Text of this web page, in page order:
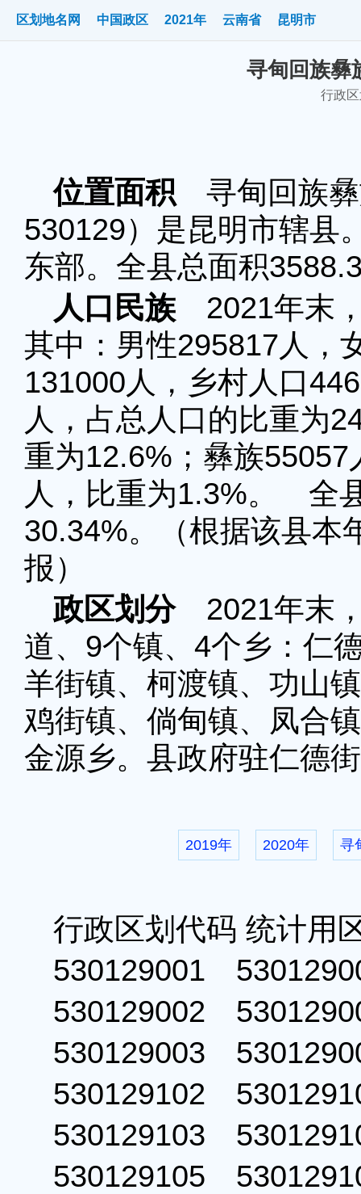
区划地名网 中国政区 2021年 云南省 昆明市
寻甸回族彝
行政
位置面积 寻甸回族彝
530129）是昆明市辖县
东部。全县总面积
人口民族 2021年末
其中：男性295817人，
131000人，乡村人口
人，占总人口的比重为
重为12.6%；彝族
人，比重为1.3%。 全
30.34%。（根据该县本
报）
政区划分2021年末，
道、9个镇、4个乡：仁
羊街镇、柯渡镇、功山
鸡街镇、倘甸镇、凤合
金源乡。县政府驻仁德
2019年 2020年 寻
行政区划代码 统计用
530129001
530129002
530129003
530129102
530129103
530129105